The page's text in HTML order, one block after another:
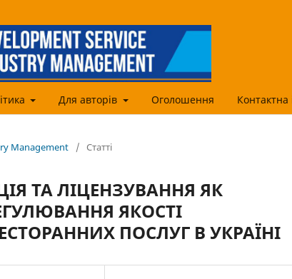
Для авторів Оголошення Контактна
Management / Статті
ТА ЛІЦЕНЗУВАННЯ ЯК
ЯКОСТІ
ПОСЛУГ В УКРАЇНІ